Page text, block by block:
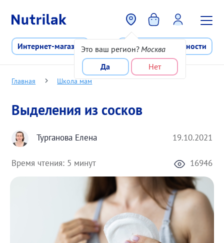
Это ваш регион? Москва
Да
Нет
Интернет-магазин Программа лояльности
Главная Школа мам
Выделения из сосков
Турганова Елена 19.10.2021
Время чтения: 5 минут 16946